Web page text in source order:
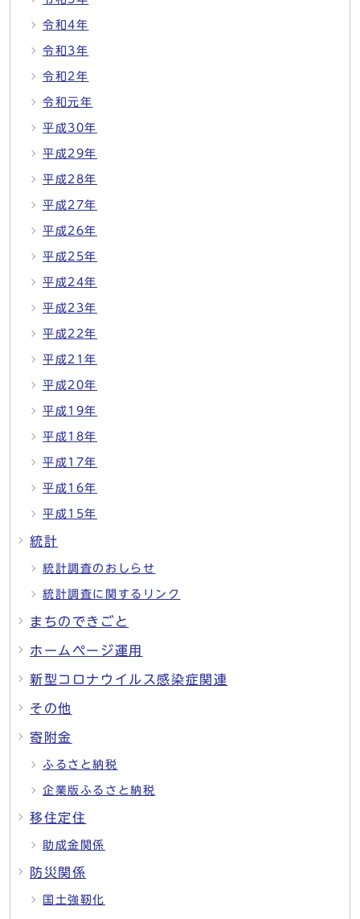
令和4年
令和3年
令和2年
令和元年
平成30年
平成29年
平成28年
平成27年
平成26年
平成25年
平成24年
平成23年
平成22年
平成21年
平成20年
平成19年
平成18年
平成17年
平成16年
平成15年
統計
統計調査のおしらせ
統計調査に関するリンク
まちのできごと
ホームページ運用
新型コロナウイルス感染症関連
その他
寄附金
ふるさと納税
企業版ふるさと納税
移住定住
助成金関係
防災関係
国土強靭化